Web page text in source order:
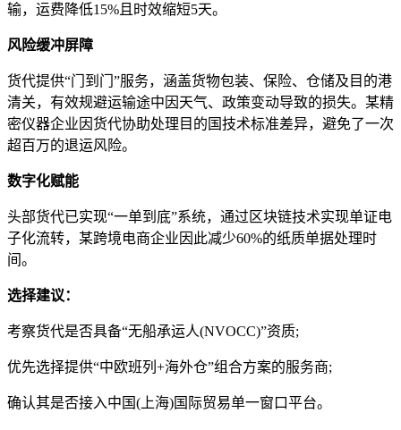
输，运费降低15%且时效缩短5天。
风险缓冲屏障
货代提供“门到门”服务，涵盖货物包装、保险、仓储及目的港
清关，有效规避运输途中因天气、政策变动导致的损失。某精
密仪器企业因货代协助处理目的国技术标准差异，避免了一次
超百万的退运风险。
数字化赋能
头部货代已实现“一单到底”系统，通过区块链技术实现单证电
子化流转，某跨境电商企业因此减少60%的纸质单据处理时
间。
选择建议：
考察货代是否具备“无船承运人(NVOCC)”资质;
优先选择提供“中欧班列+海外仓”组合方案的服务商;
确认其是否接入中国(上海)国际贸易单一窗口平台。